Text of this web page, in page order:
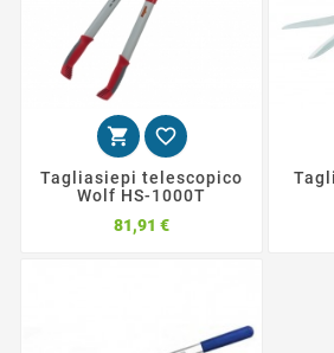
 
Tagliasiepi telescopico
Wolf HS-1000T
81,91 €Prezzo